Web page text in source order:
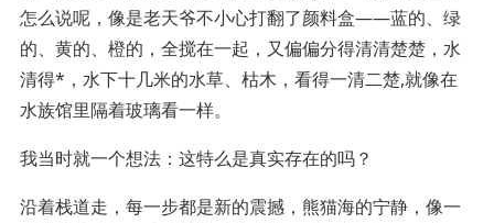
怎么说呢，像是老天爷不小心打翻了颜料盒——蓝的、绿
的、黄的、橙的，全搅在一起，又偏偏分得清清楚楚，水
清得*，水下十几米的水草、枯木，看得一清二楚,就像在
水族馆里隔着玻璃看一样。
我当时就一个想法：这特么是真实存在的吗？
沿着栈道走，每一步都是新的震撼，熊猫海的宁静，像一